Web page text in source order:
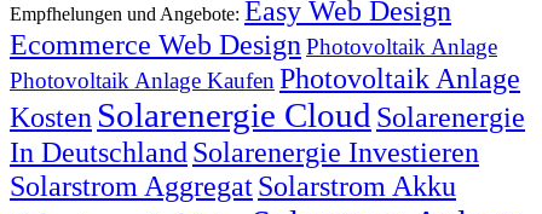
Empfhelungen und Angebote: Easy Web Design
Ecommerce Web Design Photovoltaik Anlage
Photovoltaik Anlage Kaufen Photovoltaik Anlage
Kosten Solarenergie Cloud Solarenergie
In Deutschland Solarenergie Investieren
Solarstrom AggregatSolarstrom Akku